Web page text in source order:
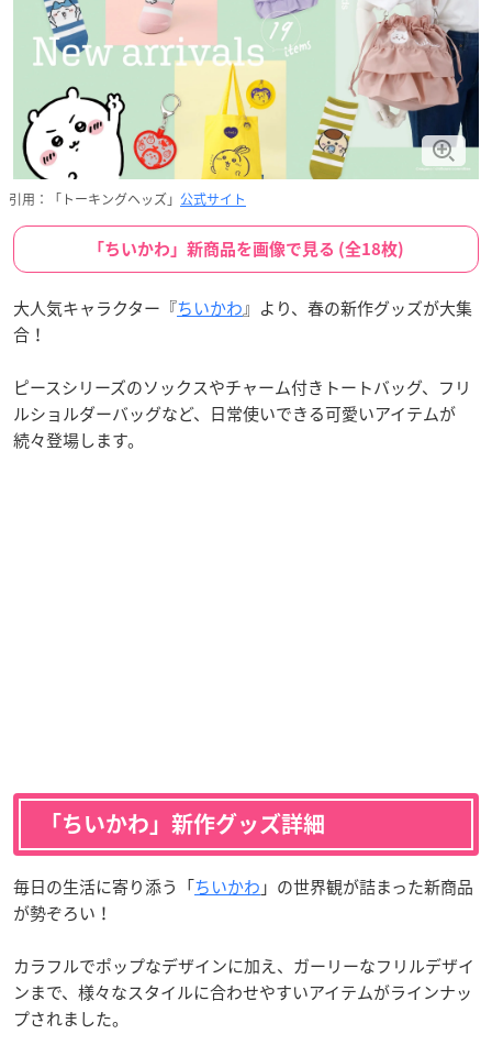
引用：「トーキングヘッズ」 公式サイト
「ちいかわ」新商品を画像で見る (全18枚)
大人気キャラクター『ちいかわ』より、春の新作グッズが大集
合！
ピースシリーズのソックスやチャーム付きトートバッグ、フリ
ルショルダーバッグなど、日常使いできる可愛いアイテムが
続々登場します。
「ちいかわ」新作グッズ詳細
毎日の生活に寄り添う「ちいかわ 」の世界観が詰まった新商品
が勢ぞろい！
カラフルでポップなデザインに加え、ガーリーなフリルデザイ
ンまで、様々なスタイルに合わせやすいアイテムがラインナッ
プされました。